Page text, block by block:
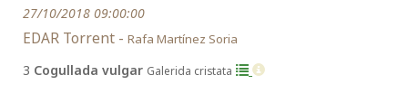
27/10/2018 09:00:00
EDAR Torrent - Rafa Martínez Soria
3 Cogullada vulgar Galerida cristata